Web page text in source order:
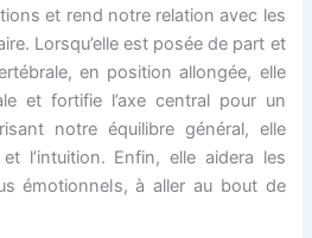
et rend notre relation avec les
Lorsqu’elle est posée de part et
en position allongée, elle
et fortifie l’axe central pour un
notre équilibre général, elle
l’intuition. Enfin, elle aidera les
émotionnels, à aller au bout de